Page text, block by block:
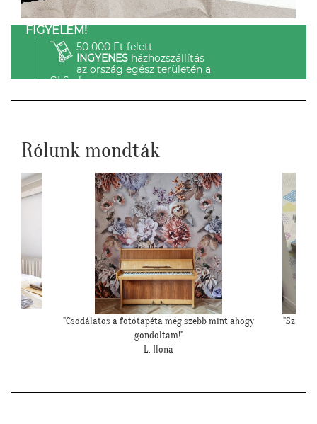
FIGYELEM!
50 000 Ft felett
INGYENESházhozszállítás
az ország egész területén a
GLS-el.
Rólunk mondták
"Csodálatos a fotótapéta még szebb mint ahogy
gondoltam!"
L. Ilona
"Szia